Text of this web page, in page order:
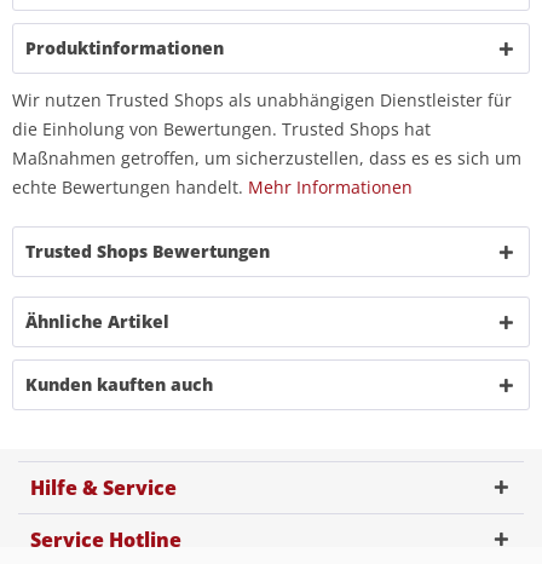
Produktinformationen
Wir nutzen Trusted Shops als unabhängigen Dienstleister für
die Einholung von Bewertungen. Trusted Shops hat
Maßnahmen getroffen, um sicherzustellen, dass es es sich um
echte Bewertungen handelt. Mehr Informationen
Trusted Shops Bewertungen
Ähnliche Artikel
Kunden kauften auch
Hilfe & Service
Service Hotline